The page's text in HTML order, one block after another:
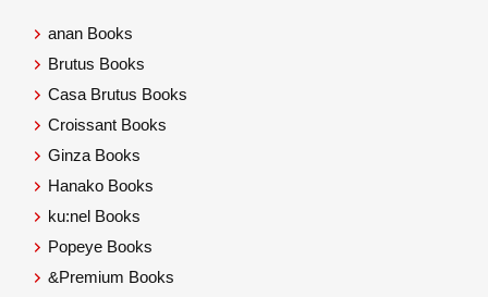
anan Books
Brutus Books
Casa Brutus Books
Croissant Books
Ginza Books
Hanako Books
ku:nel Books
Popeye Books
&Premium Books